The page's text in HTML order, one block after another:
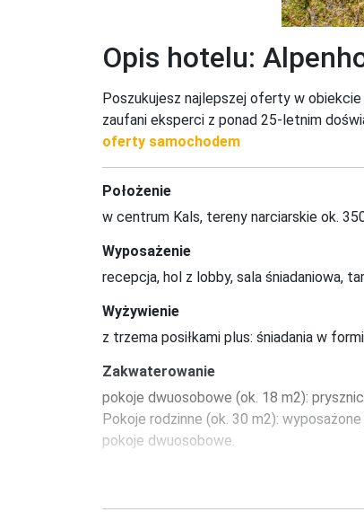
Opis hotelu:
Poszukujesz najlepszej oferty w obiekcie
zaufani eksperci z ponad 25-letnim
oferty samochodem
Położenie
w centrum Kals, tereny narciarskie ok.
Wyposażenie
recepcja, hol z lobby, sala śniadaniowa,
Wyżywienie
z trzema posiłkami plus: śniadania w
Zakwaterowanie
pokoje dwuosobowe (ok. 18 m2):
Pokoje rodzinne (ok. 30 m2):
pokoje dwuosobowe.